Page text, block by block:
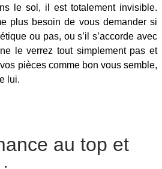
le sol, il est totalement invisible.
plus besoin de vous demander si
ou pas, ou s’il s’accorde avec
le verrez tout simplement pas et
pièces comme bon vous semble,
lui.
au top et